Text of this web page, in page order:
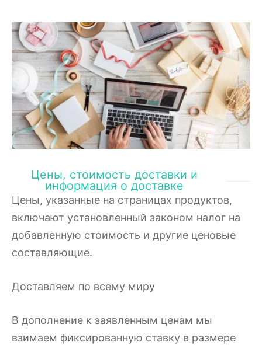
Цены, стоимость доставки и
информация о доставке
Цены, указанные на страницах продуктов,
включают установленный законом налог на
добавленную стоимость и другие ценовые
составляющие.
Доставляем по всему миру
В дополнение к заявленным ценам мы
взимаем фиксированную ставку в размере